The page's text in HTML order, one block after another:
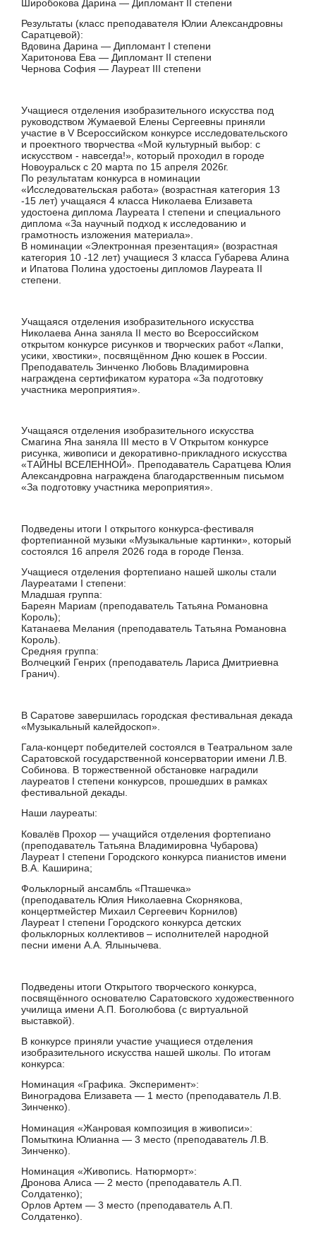
Широбокова Дарина — Дипломант II степени
Результаты (класс преподавателя Юлии Александровны
Саратцевой):
Вдовина Дарина — Дипломант I степени
Харитонова Ева — Дипломант II степени
Чернова София — Лауреат III степени
Учащиеся отделения изобразительного искусства под
руководством Жумаевой Елены Сергеевны приняли
участие в V Всероссийском конкурсе исследовательского
и проектного творчества «Мой культурный выбор: с
искусством - навсегда!», который проходил в городе
Новоуральск с 20 марта по 15 апреля 2026г.
По результатам конкурса в номинации
«Исследовательская работа» (возрастная категория 13
-15 лет) учащаяся 4 класса Николаева Елизавета
удостоена диплома Лауреата I степени и специального
диплома «За научный подход к исследованию и
грамотность изложения материала».
В номинации «Электронная презентация» (возрастная
категория 10 -12 лет) учащиеся 3 класса Губарева Алина
и Ипатова Полина удостоены дипломов Лауреата II
степени.
Учащаяся отделения изобразительного искусства
Николаева Анна заняла II место во Всероссийском
открытом конкурсе рисунков и творческих работ «Лапки,
усики, хвостики», посвящённом Дню кошек в России.
Преподаватель Зинченко Любовь Владимировна
награждена сертификатом куратора «За подготовку
участника мероприятия».
Учащаяся отделения изобразительного искусства
Смагина Яна заняла III место в V Открытом конкурсе
рисунка, живописи и декоративно-прикладного искусства
«ТАЙНЫ ВСЕЛЕННОЙ». Преподаватель Саратцева Юлия
Александровна награждена благодарственным письмом
«За подготовку участника мероприятия».
Подведены итоги I открытого конкурса-фестиваля
фортепианной музыки «Музыкальные картинки», который
состоялся 16 апреля 2026 года в городе Пенза.
Учащиеся отделения фортепиано нашей школы стали
Лауреатами I степени:
Младшая группа:
Бареян Мариам (преподаватель Татьяна Романовна
Король);
Катанаева Мелания (преподаватель Татьяна Романовна
Король).
Средняя группа:
Волчецкий Генрих (преподаватель Лариса Дмитриевна
Гранич).
В Саратове завершилась городская фестивальная декада
«Музыкальный калейдоскоп».
Гала-концерт победителей состоялся в Театральном зале
Саратовской государственной консерватории имени Л.В.
Собинова. В торжественной обстановке наградили
лауреатов I степени конкурсов, прошедших в рамках
фестивальной декады.
Наши лауреаты:
Ковалёв Прохор — учащийся отделения фортепиано
(преподаватель Татьяна Владимировна Чубарова)
Лауреат I степени Городского конкурса пианистов имени
В.А. Каширина;
Фольклорный ансамбль «Пташечка»
(преподаватель Юлия Николаевна Скорнякова,
концертмейстер Михаил Сергеевич Корнилов)
Лауреат I степени Городского конкурса детских
фольклорных коллективов – исполнителей народной
песни имени А.А. Ялынычева.
Подведены итоги Открытого творческого конкурса,
посвящённого основателю Саратовского художественного
училища имени А.П. Боголюбова (с виртуальной
выставкой).
В конкурсе приняли участие учащиеся отделения
изобразительного искусства нашей школы. По итогам
конкурса:
Номинация «Графика. Эксперимент»:
Виноградова Елизавета — 1 место (преподаватель Л.В.
Зинченко).
Номинация «Жанровая композиция в живописи»:
Помыткина Юлианна — 3 место (преподаватель Л.В.
Зинченко).
Номинация «Живопись. Натюрморт»:
Дронова Алиса — 2 место (преподаватель А.П.
Солдатенко);
Орлов Артем — 3 место (преподаватель А.П.
Солдатенко).